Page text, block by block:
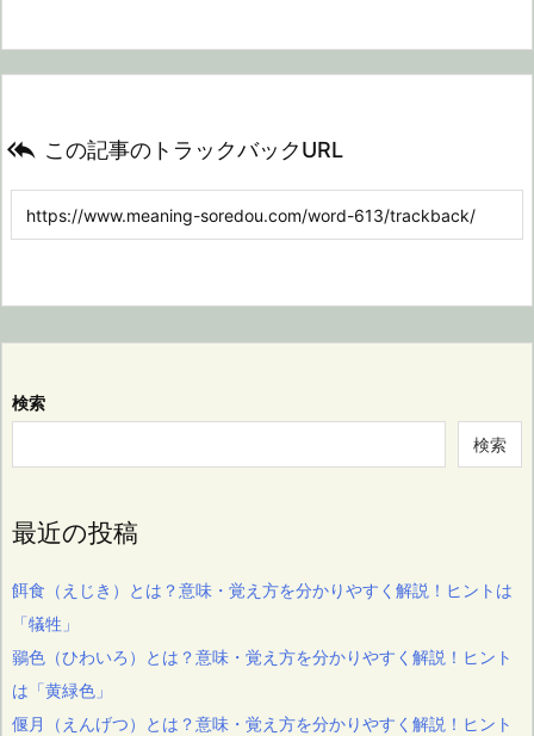
 この記事のトラックバックURL
検索
検索
最近の投稿
餌食（えじき）とは？意味・覚え方を分かりやすく解説！ヒントは
「犠牲」
鶸色（ひわいろ）とは？意味・覚え方を分かりやすく解説！ヒント
は「黄緑色」
偃月（えんげつ）とは？意味・覚え方を分かりやすく解説！ヒント